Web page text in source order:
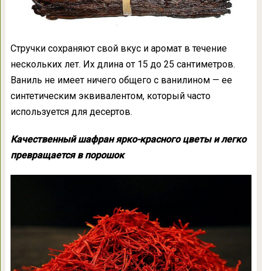
Стручки сохраняют свой вкус и аромат в течение
нескольких лет. Их длина от 15 до 25 сантиметров.
Ваниль не имеет ничего общего с ванилином — ее
синтетическим эквивалентом, который часто
используется для десертов.
Качественный шафран ярко-красного цветы и легко
превращается в порошок